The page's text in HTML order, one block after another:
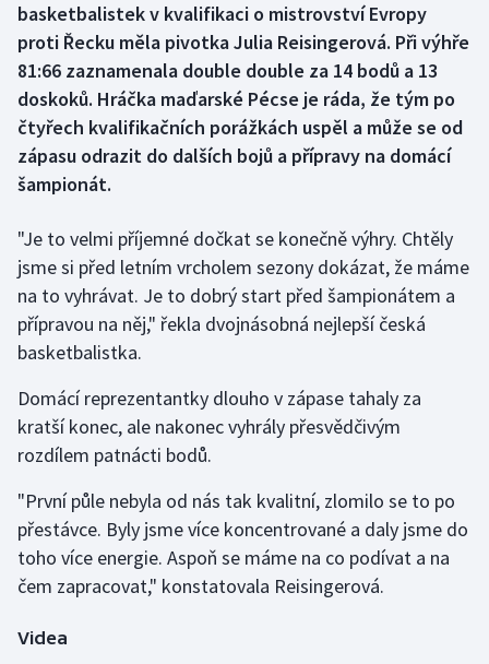
Dostihy
Florbal
Futsal
Golf
Gymnastika
Házená
Jezdectví
Judo
Krasobruslení
Lezení
Lyže a snowboard
basketbalistek v kvalifikaci o mistrovství Evropy
proti Řecku měla pivotka Julia Reisingerová. Při výhře
81:66 zaznamenala double double za 14 bodů a 13
doskoků. Hráčka maďarské Pécse je ráda, že tým po
čtyřech kvalifikačních porážkách uspěl a může se od
zápasu odrazit do dalších bojů a přípravy na domácí
šampionát.
"Je to velmi příjemné dočkat se konečně výhry. Chtěly
jsme si před letním vrcholem sezony dokázat, že máme
na to vyhrávat. Je to dobrý start před šampionátem a
přípravou na něj," řekla dvojnásobná nejlepší česká
basketbalistka.
Domácí reprezentantky dlouho v zápase tahaly za
kratší konec, ale nakonec vyhrály přesvědčivým
rozdílem patnácti bodů.
"První půle nebyla od nás tak kvalitní, zlomilo se to po
přestávce. Byly jsme více koncentrované a daly jsme do
toho více energie. Aspoň se máme na co podívat a na
čem zapracovat," konstatovala Reisingerová.
Videa